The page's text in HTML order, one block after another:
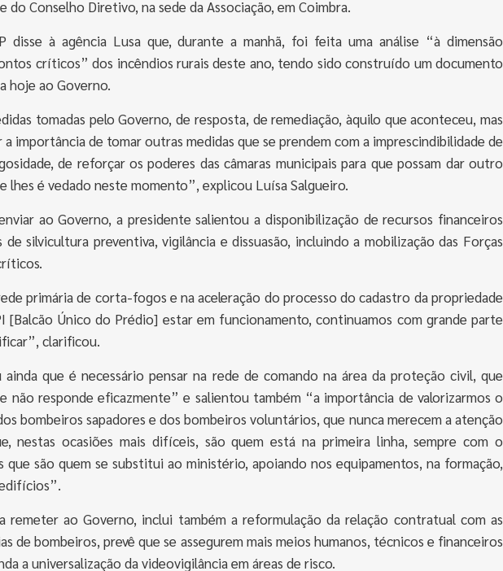
do Conselho Diretivo, na sede da Associação, em Coimbra.
disse à agência Lusa que, durante a manhã, foi feita uma análise “à dimensão
críticos” dos incêndios rurais deste ano, tendo sido construído um documento
hoje ao Governo.
tomadas pelo Governo, de resposta, de remediação, àquilo que aconteceu, mas
importância de tomar outras medidas que se prendem com a imprescindibilidade de
de reforçar os poderes das câmaras municipais para que possam dar outro
lhes é vedado neste momento”, explicou Luísa Salgueiro.
ao Governo, a presidente salientou a disponibilização de recursos financeiros
silvicultura preventiva, vigilância e dissuasão, incluindo a mobilização das Forças
primária de corta-fogos e na aceleração do processo do cadastro da propriedade
[Balcão Único do Prédio] estar em funcionamento, continuamos com grande parte
clarificou.
que é necessário pensar na rede de comando na área da proteção civil, que
não responde eficazmente” e salientou também “a importância de valorizarmos o
bombeiros sapadores e dos bombeiros voluntários, que nunca merecem a atenção
nestas ocasiões mais difíceis, são quem está na primeira linha, sempre com o
são quem se substitui ao ministério, apoiando nos equipamentos, na formação,
remeter ao Governo, inclui também a reformulação da relação contratual com as
de bombeiros, prevê que se assegurem mais meios humanos, técnicos e financeiros
a universalização da videovigilância em áreas de risco.